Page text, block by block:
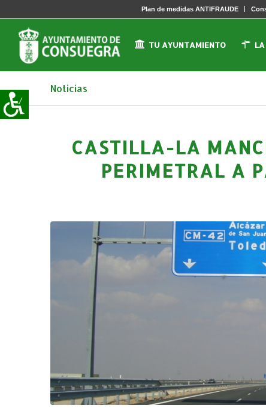
Plan de medidas ANTIFRAUDE
TU AYUNTAMIENTO
Noticias
CASTILLA-LA
PERIMETRAL A